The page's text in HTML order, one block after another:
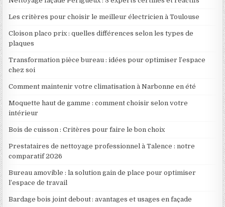
Les critères pour choisir le meilleur électricien à Toulouse
Cloison placo prix : quelles différences selon les types de
plaques
Transformation pièce bureau : idées pour optimiser l’espace
chez soi
Comment maintenir votre climatisation à Narbonne en été
Moquette haut de gamme : comment choisir selon votre
intérieur
Bois de cuisson : Critères pour faire le bon choix
Prestataires de nettoyage professionnel à Talence : notre
comparatif 2026
Bureau amovible : la solution gain de place pour optimiser
l’espace de travail
Bardage bois joint debout : avantages et usages en façade